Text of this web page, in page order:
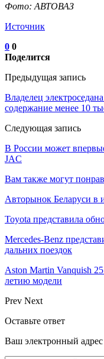
Фото: АВТОВАЗ
Источник
0 0
Поделится
Предыдущая запись
Владелец
содержание менее 10
Следующая запись
В России может
JAC
Вам также могут
Авторынок Беларуси
Toyota представила
Mercedes-Benz
дальних поездок
Aston Martin Vanquish
летию модели
Prev Next
Оставьте ответ
Ваш электронный адрес